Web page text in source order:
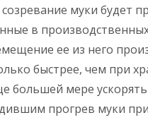
муки будет
в
ее из него
быстрее, чем при
большей мере ускорять
прогрев муки при